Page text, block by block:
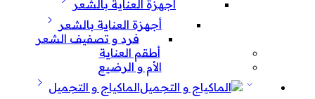
أجهزة العناية بالشعر
أجهزة العناية بالشعر
فرد و تصفيف الشعر
أطقم العناية
الأم و الرضيع
الماكياج و التجميل